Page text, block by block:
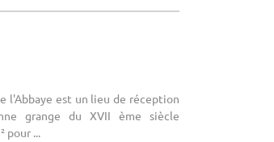
l'Abbaye est un lieu de réception
grange du XVII ème siècle
pour ...